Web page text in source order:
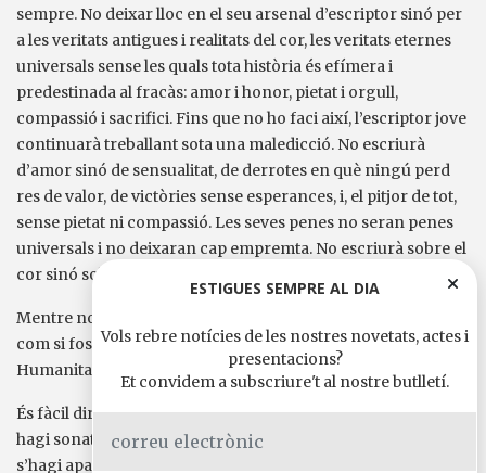
sempre. No deixar lloc en el seu arsenal d’escriptor sinó per
a les veritats antigues i realitats del cor, les veritats eternes
universals sense les quals tota història és efímera i
predestinada al fracàs: amor i honor, pietat i orgull,
compassió i sacrifici. Fins que no ho faci així, l’escriptor jove
continuarà treballant sota una maledicció. No escriurà
d’amor sinó de sensualitat, de derrotes en què ningú perd
res de valor, de victòries sense esperances, i, el pitjor de tot,
sense pietat ni compassió. Les seves penes no seran penes
universals i no deixaran cap empremta. No escriurà sobre el
cor sinó sobre les glàndules.
Mentre no capti de nou aquestes coses, continuarà escrivint
com si fos entre els homes només per observar la fi de la
Humanitat. Jo refuso acceptar la fi de la Humanitat.
És fàcil dir que l’home és immortal perquè perdurarà; quan
hagi sonat l’última clarinada de la destrucció i el seu eco
s’hagi apagat entre les últimes roques inservibles que deixa
ESTIGUES SEMPRE AL DIA
Vols rebre notícies de les nostres novetats, actes i
presentacions?
Et convidem a subscriure't al nostre butlletí.